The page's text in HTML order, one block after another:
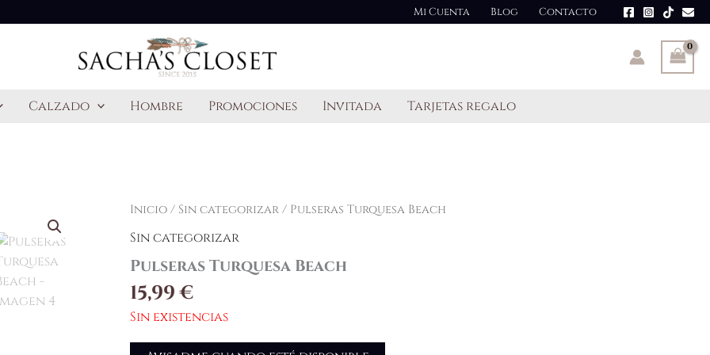
Mi Cuenta Blog Contacto
Calzado Hombre Promociones Invitada Tarjetas regalo
Inicio/ Sin categorizar/ Pulseras Turquesa Beach
Sin categorizar
Pulseras Turquesa Beach
15,99€
Sin existencias